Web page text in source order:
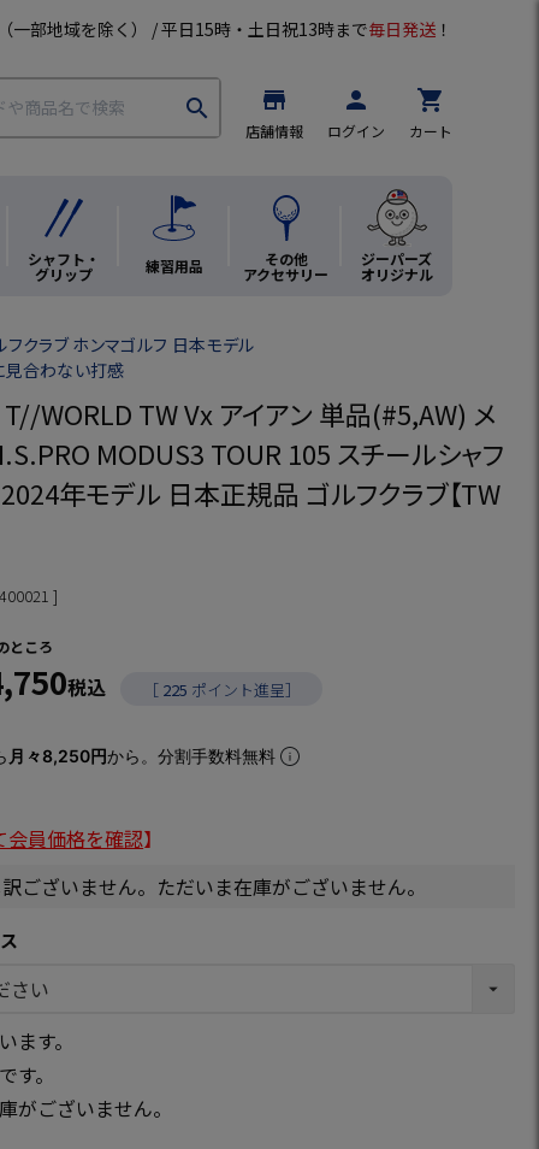
一部地域を除く） / 平日15時・土日祝13時まで毎日発送 ！
search store
店舗情報
person
ログイン
shopping_cart
カート
シャフト・
グリップ 練習用品 その他
アクセサリー
ジーパーズ
オリジナル
フクラブ ホンマゴルフ 日本モデル
見合わない打感
WORLD TW Vx アイアン 単品(#5,AW) メ
MODUS3 TOUR 105 スチールシャフ
年モデル 日本正規品 ゴルフクラブ【TW
ところ
税込 ［ 225 ポイント進呈］
月々8,250円から。分割手数料無料
会員価格を確認】
ございません。ただいま在庫がございません。
ます。
す。
がございません。